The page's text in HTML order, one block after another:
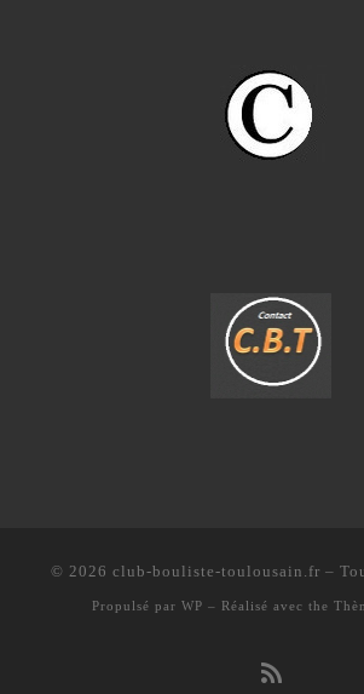
© 2026 club-bouliste-toulousain.fr –
Propulsé par WP – Réalisé avec the